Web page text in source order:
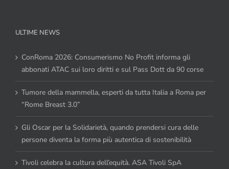
ULTIME NEWS
ConRoma 2026: Consumerismo No Profit informa gli
abbonati ATAC sui loro diritti e sul Pass Dott da 90 corse
Tumore della mammella, esperti da tutta Italia a Roma per
“Rome Breast 3.0”
Gli Oscar per la Solidarietà, quando prendersi cura delle
persone diventa la forma più autentica di sostenibilità
Tivoli celebra la cultura dell’equità. ASA Tivoli SpA